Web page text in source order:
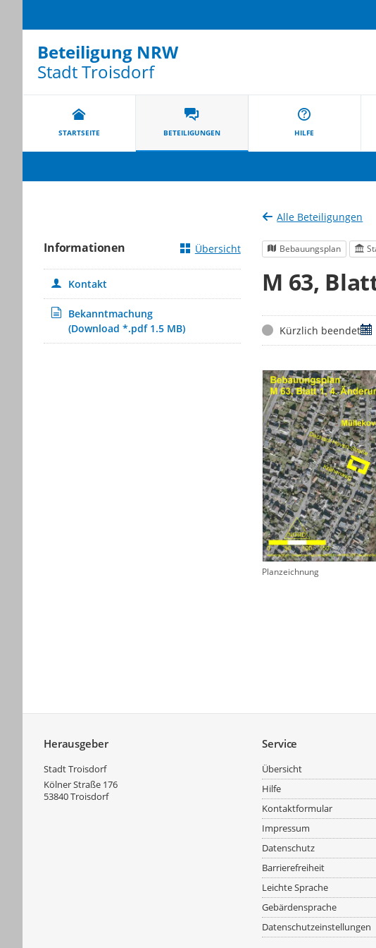
Beteiligung NRW
Stadt Troisdorf
STARTSEITE BETEILIGUNGEN HILFE
Alle Beteiligungen
Bebauungsplan
M 63,
StatusKürzlich beendet
Planzeichnung
Informationen Übersicht
Kontakt
Bekanntmachung
(Download *.pdf 1.5 MB)
Herausgeber
Stadt Troisdorf
Kölner Straße 176
53840Troisdorf
Service
Übersicht
Hilfe
Kontaktformular
Impressum
Datenschutz
Barrierefreiheit
Leichte Sprache
Gebärdensprache
Datenschutzeinstellungen